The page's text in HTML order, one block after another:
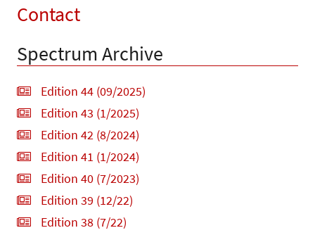
Contact
Spectrum Archive
Edition 44 (09/2025)
Edition 43 (1/2025)
Edition 42 (8/2024)
Edition 41 (1/2024)
Edition 40 (7/2023)
Edition 39 (12/22)
Edition 38 (7/22)